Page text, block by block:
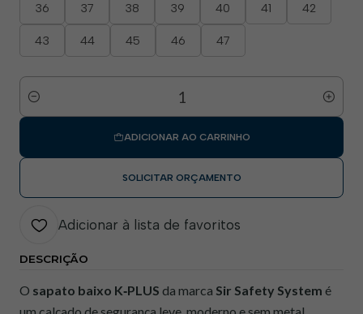
36 37 38 39 40 41 42
43 44 45 46 47
Quantidade
ADICIONAR AO CARRINHO
SOLICITAR ORÇAMENTO
Adicionar à lista de favoritos
DESCRIÇÃO
O sapato baixo K‑PLUS da marca Sir Safety System é